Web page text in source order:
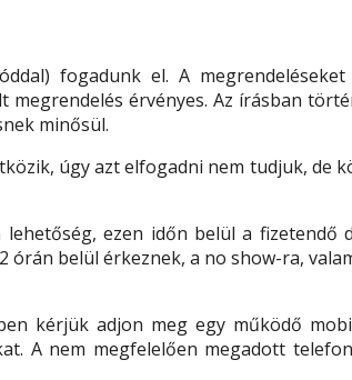
fogadunk el. A
érvényes. Az írásban
minősül.
úgy azt elfogadni nem tudjuk, de
ezen időn belül a fizetendő
órán belül érkeznek, a no show-ra,
kérjük adjon meg egy működő
A nem megfelelően megadott